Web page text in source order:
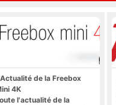
de la Freebox
4K
l'actualité de la